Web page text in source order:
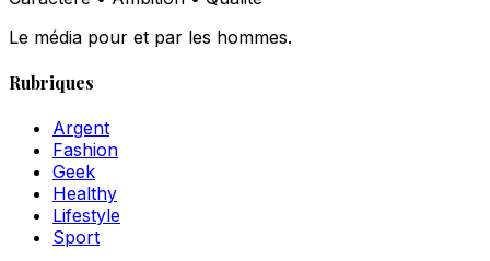
Le média pour et par les hommes.
Rubriques
Argent
Fashion
Geek
Healthy
Lifestyle
Sport